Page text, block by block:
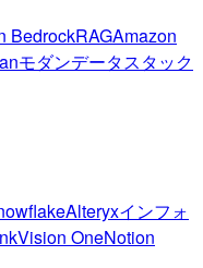
BedrockRAGAmazon
モダンデータスタック
Alteryxインフォ
Vision OneNotion